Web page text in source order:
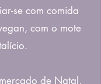
se com comida
com o mote
de Natal,